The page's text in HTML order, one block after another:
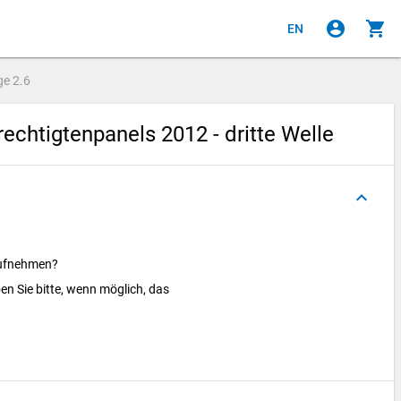
EN account_circle shopping_cart
2.6
2012 - dritte Welle
keyboard_arrow_up
Sie bitte, wenn möglich, das